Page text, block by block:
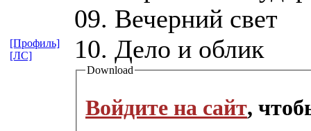
09. Вечерний свет
10. Дело и облик
Download
Войдите на сайт,
[Профиль]
[ЛС]